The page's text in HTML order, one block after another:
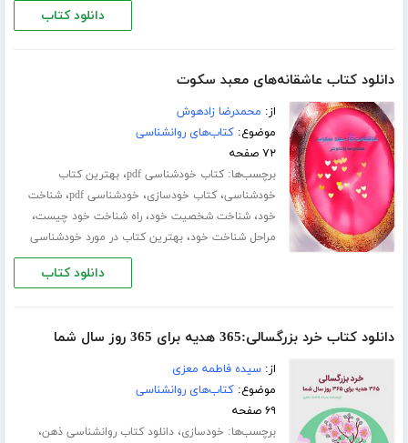
دانلود کتاب
دانلود کتاب عاشقانه‌های معبد سکوت
از: محمدرضا زادهوش
موضوع:کتاب‌های روانشناسی
۷۲ صفحه
برچسب‌ها:کتاب خودشناسی pdf ،بهترین کتاب
خودشناسی،کتاب خودسازی، خودشناسی pdf ،شناخت
خود،شناخت شخصیت خود،راه شناخت خود چیست،
مراحل شناخت خود،بهترین کتاب در مورد خودشناسی
دانلود کتاب
دانلود کتاب خرد بزرگسالی:365 هدیه برای 365 روز سال شما
از:سیده فاطمه معزی
موضوع:کتاب‌های روانشناسی
۶۹ صفحه
برچسب‌ها: خودسازی،دانلود کتاب روانشناسی ذهن،